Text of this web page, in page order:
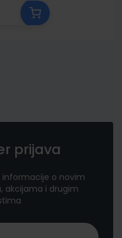
prijava
informacije o novim
akcijama i drugim